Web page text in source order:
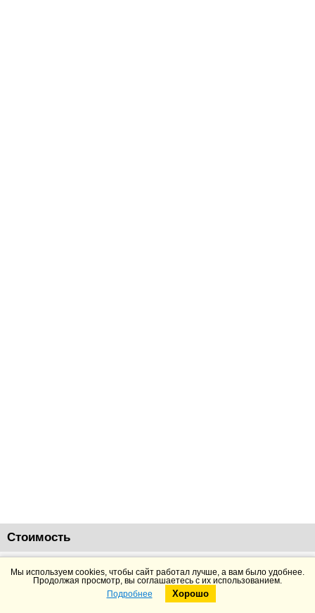
Стоимость
104880 руб. Добавить в корзину Подробнее
Telegram
Мы используем cookies, чтобы сайт работал лучше, а вам было удобнее.
Продолжая просмотр, вы соглашаетесь с их использованием.
Подробнее
Хорошо